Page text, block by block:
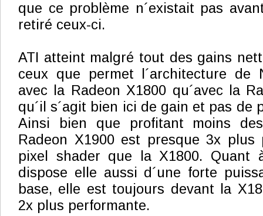
que ce problème n´existait pas
retiré ceux-ci.
ATI atteint malgré tout des gains
ceux que permet l´architecture de
avec la Radeon X1800 qu´avec la
qu´il s´agit bien ici de gain et pas de
Ainsi bien que profitant moins
Radeon X1900 est presque 3x plus
pixel shader que la X1800. Quant
dispose elle aussi d´une forte
base, elle est toujours devant la
2x plus performante.